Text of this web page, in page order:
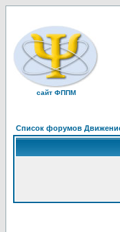
сайт ФППМ
Список форумов